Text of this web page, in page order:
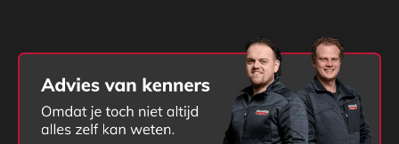
Giant geel / Giant grijs / zwart
Gemeten met grondbak
Gemeten op scharnierpunt in rechte stand, op standaard
banden